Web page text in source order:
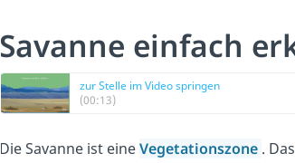
Savanne einfach
zur Stelle im Video springen
(00:13)
Die Savanne ist eineVegetationszone .